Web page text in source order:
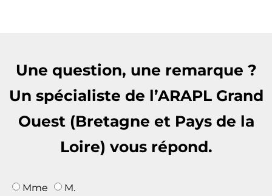
Une question, une remarque ?
Un spécialiste de l’ARAPL Grand
Ouest (Bretagne et Pays de la
Loire) vous répond.
Mme M.